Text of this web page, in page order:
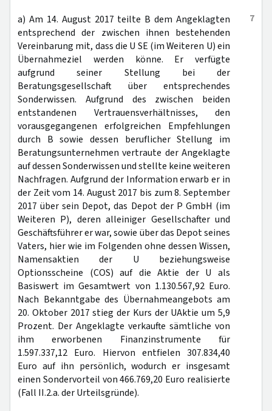
7
a) Am 14. August 2017 teilte B dem Angeklagten
entsprechend der zwischen ihnen bestehenden
Vereinbarung mit, dass die U SE (im Weiteren U) ein
Übernahmeziel werden könne. Er verfügte
aufgrund seiner Stellung bei der
Beratungsgesellschaft über entsprechendes
Sonderwissen. Aufgrund des zwischen beiden
entstandenen Vertrauensverhältnisses, den
vorausgegangenen erfolgreichen Empfehlungen
durch B sowie dessen beruflicher Stellung im
Beratungsunternehmen vertraute der Angeklagte
auf dessen Sonderwissen und stellte keine weiteren
Nachfragen. Aufgrund der Information erwarb er in
der Zeit vom 14. August 2017 bis zum 8. September
2017 über sein Depot, das Depot der P GmbH (im
Weiteren P), deren alleiniger Gesellschafter und
Geschäftsführer er war, sowie über das Depot seines
Vaters, hier wie im Folgenden ohne dessen Wissen,
Namensaktien der U beziehungsweise
Optionsscheine (COS) auf die Aktie der U als
Basiswert im Gesamtwert von 1.130.567,92 Euro.
Nach Bekanntgabe des Übernahmeangebots am
20. Oktober 2017 stieg der Kurs der UAktie um 5,9
Prozent. Der Angeklagte verkaufte sämtliche von
ihm erworbenen Finanzinstrumente für
1.597.337,12 Euro. Hiervon entfielen 307.834,40
Euro auf ihn persönlich, wodurch er insgesamt
einen Sondervorteil von 466.769,20 Euro realisierte
(Fall II.2.a. der Urteilsgründe).